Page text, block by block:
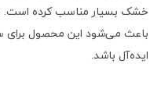
خشک بسیار مناسب کرده است.
باعث می‌شود این محصول
ایده‌آل باشد.